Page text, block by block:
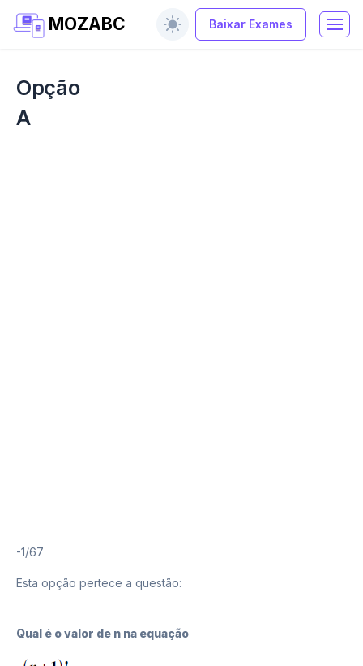
MOZABC Baixar Exames
Opção
A
-1/67
Esta opção pertece a questão:
Qual é o valor de n na equação